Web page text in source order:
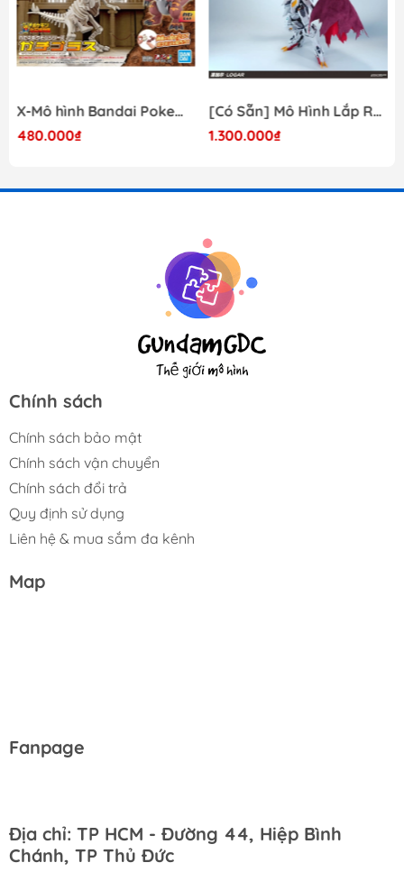
X-Mô hình Bandai Pokemon PLAMO COLLECTION Fossil Pokemon Series Tyrantrum
480.000₫
[Có Sẵn] Mô Hình Lắp Ráp 1/60 Barbatos Logar Wolf Remains Meavy Industries
1.300.000₫
Chính sách
Chính sách bảo mật
Chính sách vận chuyển
Chính sách đổi trả
Quy định sử dụng
Liên hệ & mua sắm đa kênh
Map
Fanpage
Địa chỉ: TP HCM - Đường 44, Hiệp Bình
Chánh, TP Thủ Đức